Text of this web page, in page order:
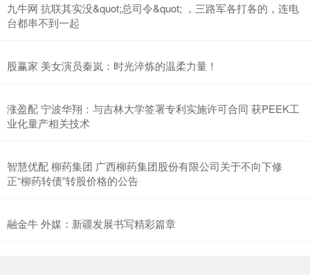
九牛网 抗联其实没&quot;总司令&quot; ，三路军各打各的，连电
台都串不到一起
股赢家 美女演员秦岚：时光淬炼的温柔力量！
涨盈配 宁波华翔：与吉林大学签署专利实施许可合同 获PEEK工
业化量产相关技术
智慧优配 柳药集团 广西柳药集团股份有限公司关于不向下修
正“柳药转债”转股价格的公告
融金牛 外媒：新疆发展书写精彩篇章